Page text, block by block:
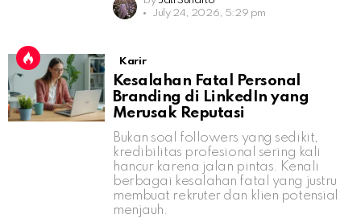
July 24, 2026, 5:29 pm
Karir
Kesalahan Fatal Personal
Branding di LinkedIn yang
Merusak Reputasi
Bukan soal followers yang sedikit,
kredibilitas profesional sering kali
hancur karena jalan pintas. Kenali
berbagai kesalahan fatal yang justru
membuat rekruter dan klien potensial
menjauh.